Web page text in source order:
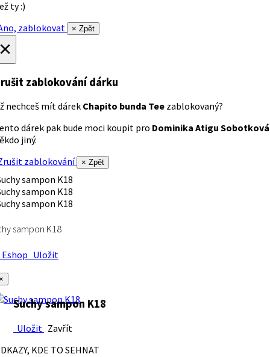
ty :)
zablokovat
× Zpět
zablokování dárku
nechceš mít dárek Chapito bunda Tee zablokovaný?
dárek pak bude moci koupit pro Dominika Atigu Sobotková
jiný.
zablokování
× Zpět
sampon K18
Uložit
Suchy sampon K18
Uložit Zavřít
KDE TO SEHNAT